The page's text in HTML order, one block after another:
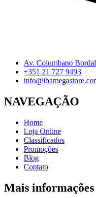
Av. Columbano
+351 21 727 9493
NAVEGAÇÃO
Home
Loja Online
Classificados
Promoções
Blog
Contato
Mais informações